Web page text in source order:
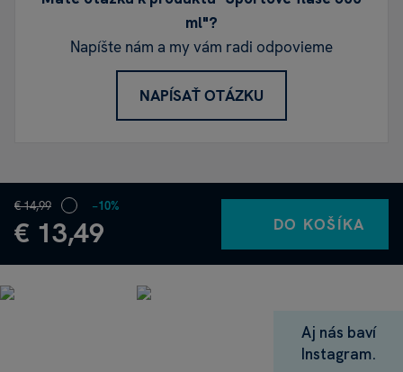
ml"?
Napíšte nám a my vám radi odpovieme
NAPÍSAŤ OTÁZKU
€ 14,99
€ 13,49
−10%
DO KOŠÍKA
Aj nás baví
Instagram.